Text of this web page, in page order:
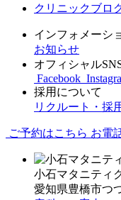
クリニックブロ
インフォメーシ
お知らせ
オフィシャル
Facebook
採用について
リクルート・採
ご予約はこちら お電
小石マタニティ
愛知県豊橋市つ